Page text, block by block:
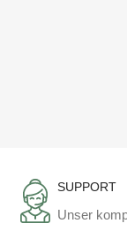
SUPPORT
Unser